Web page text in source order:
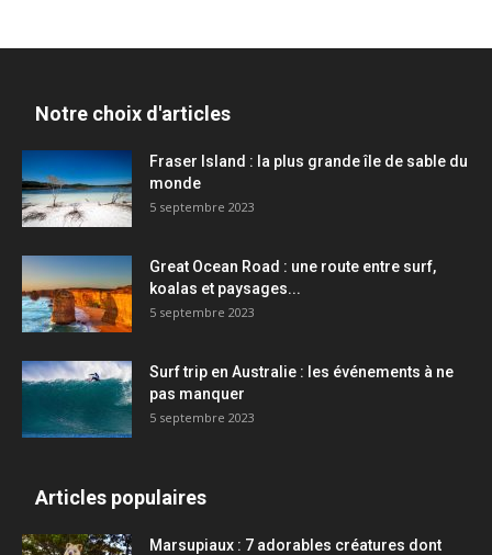
Notre choix d'articles
Fraser Island : la plus grande île de sable du
monde
5 septembre 2023
Great Ocean Road : une route entre surf,
koalas et paysages...
5 septembre 2023
Surf trip en Australie : les événements à ne
pas manquer
5 septembre 2023
Articles populaires
Marsupiaux : 7 adorables créatures dont